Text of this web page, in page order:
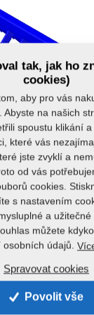
číslo:
i pro
tak, jak ho
cookies)
aby pro vás
Abyste na našich
spoustu klikání
které vás
jste zvyklí a
od vás
cookies.
s nastavením
a
můžete
osobních údajů.
Spravovat cookies
Povolit vše